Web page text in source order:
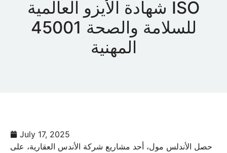
شهادة الأيزو العالمية ISO
45001 للسلامة والصحة
المهنية
July 17, 2025
حصل الأندلس مول، أحد مشاريع شركة الأندس العقارية، على